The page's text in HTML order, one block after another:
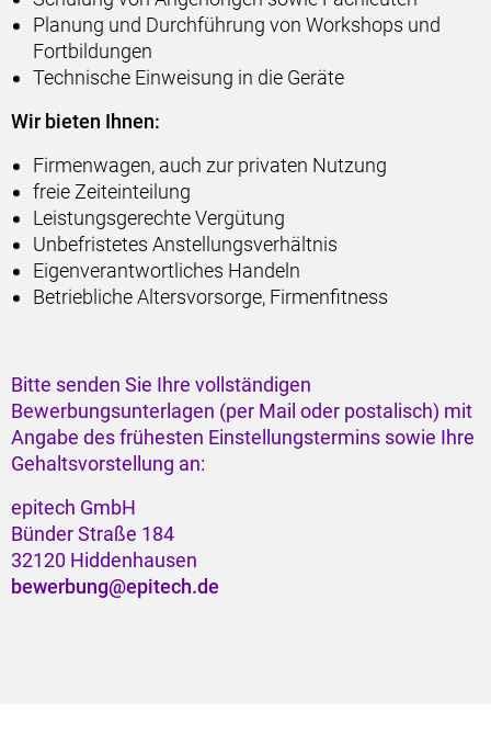
Planung und Durchführung von Workshops und
Fortbildungen
Technische Einweisung in die Geräte
Wir bieten Ihnen:
Firmenwagen, auch zur privaten Nutzung
freie Zeiteinteilung
Leistungsgerechte Vergütung
Unbefristetes Anstellungsverhältnis
Eigenverantwortliches Handeln
Betriebliche Altersvorsorge, Firmenfitness
Bitte senden Sie Ihre vollständigen
Bewerbungsunterlagen (per Mail oder postalisch) mit
Angabe des frühesten Einstellungstermins sowie Ihre
Gehaltsvorstellung an:
epitech GmbH
Bünder Straße 184
32120 Hiddenhausen
bewerbung@epitech.de